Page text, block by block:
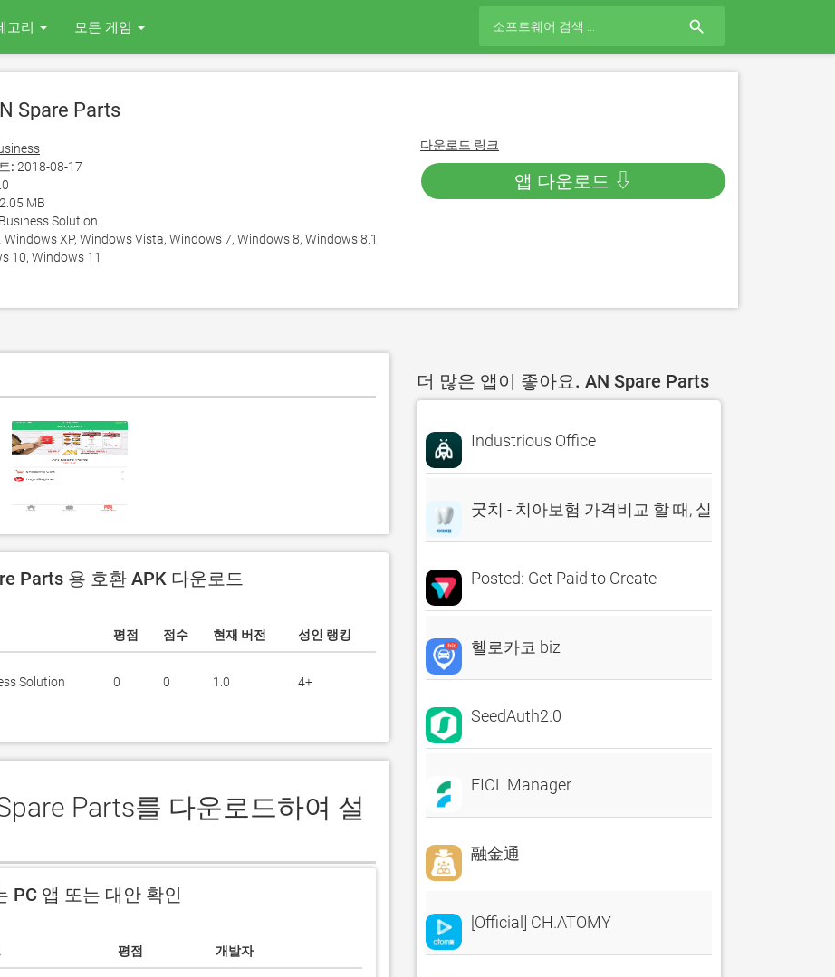
고리 모든 게임 search
Spare Parts
: 2018-08-17
MB
Solution
Windows XP, Windows Vista, Windows 7, Windows 8, Windows 8.1
10, Windows 11
다운로드 링크
앱 다운로드 ⇩
Parts 용 호환 APK 다운로드
평점 점수 현재 버전 성인 랭킹
Solution 0 0 1.0 4+
Parts를 다운로드하여 설
PC 앱 또는 대안 확인
평점 개발자
더 많은 앱이 좋아요. AN Spare Parts
Industrious Office
굿치 - 치아보험 가격비교 할 때, 실시간 비교견적 앱
Posted: Get Paid to Create
헬로카코 biz
SeedAuth2.0
FICL Manager
融金通
[Official] CH.ATOMY